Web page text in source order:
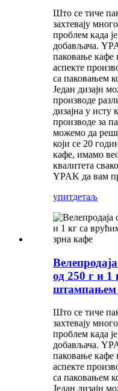
Што се тиче
захтевају
проблем када
добављача.
паковање кафе
аспекте
са паковањем
Један дизајн
производе
дизајна у исту
производе за
можемо да
који се 20
кафе, имамо
квалитета
YPAK да вам
упитдетаљ
од 250 г и 1
штампањем
Што се тиче
захтевају
проблем када
добављача.
паковање кафе
аспекте
са паковањем
Један дизајн